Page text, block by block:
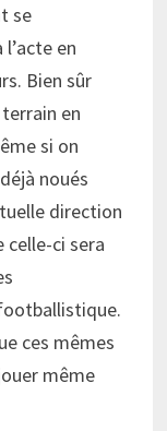
se
en
Bien sûr
en
si on
noués
direction
celle-ci sera
ces mêmes
même